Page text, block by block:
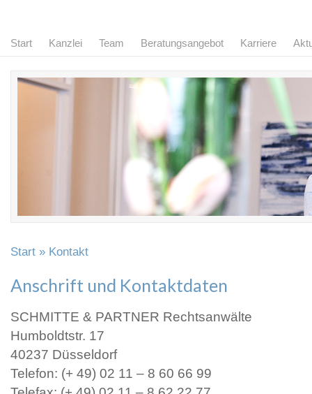
Start Kanzlei Team Beratungsangebot Karriere
Start » Kontakt
Anschrift und Kontaktdaten
SCHMITTE & PARTNER Rechtsanwälte
Humboldtstr. 17
40237 Düsseldorf
Telefon: (+ 49) 02 11 – 8 60 66 99